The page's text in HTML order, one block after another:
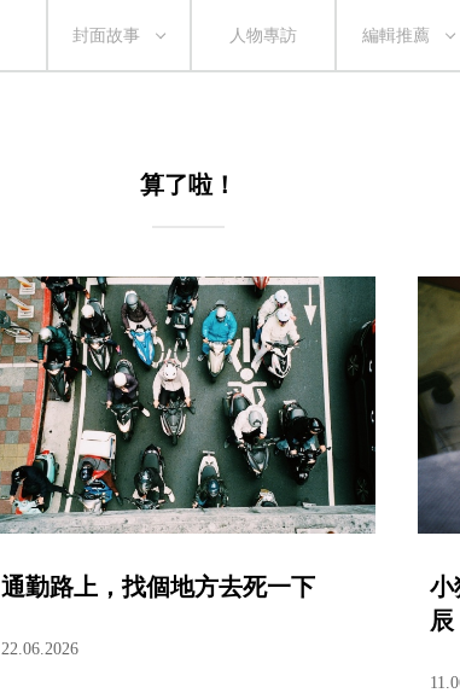
封面故事 人物專訪 編輯推薦
算了啦！
通勤路上，找個地方去死一下
22.06.2026
小